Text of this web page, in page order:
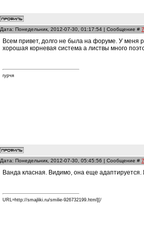
Дата: Понедельник, 2012-07-30, 01:17:54 | Сообщение #
Всем привет, долго не была на форуме. У меня
хорошая корневая система а листвы много
гурчя
Дата: Понедельник, 2012-07-30, 05:45:56 | Сообщение #
Ванда класная. Видимо, она еще
URL=http://smajliki.ru/smilie-926732199.html] [/